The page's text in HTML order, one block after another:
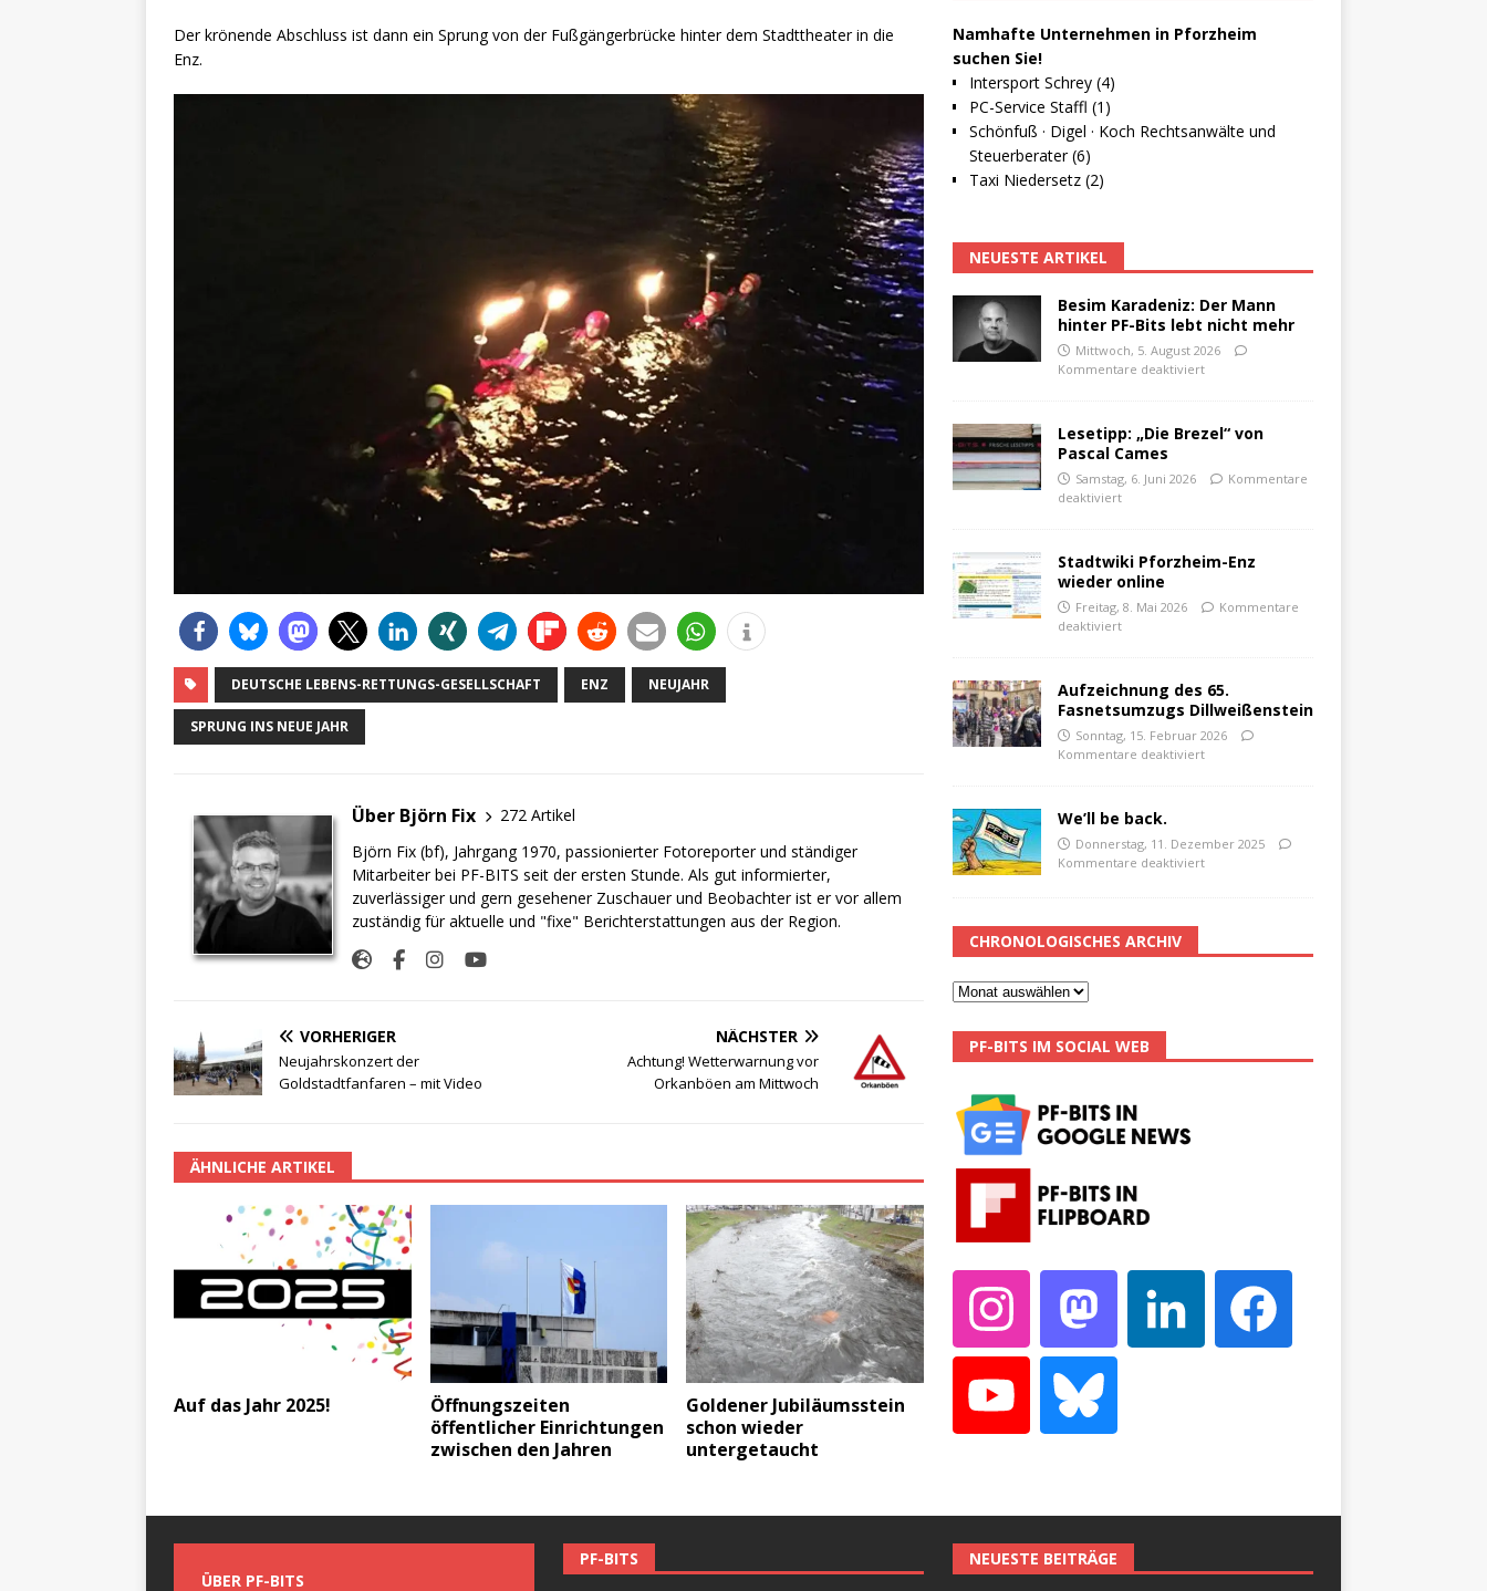
Der krönende Abschluss ist dann ein Sprung von der Fußgängerbrücke hinter dem Stadttheater in die
Enz.
DEUTSCHE LEBENS-RETTUNGS-GESELLSCHAFT ENZ NEUJAHR
SPRUNG INS NEUE JAHR
Über Björn Fix
272 Artikel
Björn Fix (bf), Jahrgang 1970, passionierter Fotoreporter und ständiger
Mitarbeiter bei PF-BITS seit der ersten Stunde. Als gut informierter,
zuverlässiger und gern gesehener Zuschauer und Beobachter ist er vor allem
zuständig für aktuelle und "fixe" Berichterstattungen aus der Region.
VORHERIGER
Neujahrskonzert der
Goldstadtfanfaren – mit Video
NÄCHSTER
Achtung! Wetterwarnung vor
Orkanböen am Mittwoch
ÄHNLICHE ARTIKEL
Auf das Jahr 2025!
Öffnungszeiten
öffentlicher Einrichtungen
zwischen den Jahren
Goldener Jubiläumsstein
schon wieder
untergetaucht
Namhafte Unternehmen in Pforzheim
suchen Sie!
Intersport Schrey (4)
PC-Service Staffl (1)
Schönfuß · Digel · Koch Rechtsanwälte und
Steuerberater (6)
Taxi Niedersetz (2)
NEUESTE ARTIKEL
Besim Karadeniz: Der Mann
hinter PF-Bits lebt nicht mehr
Mittwoch, 5. August 2026
Kommentare deaktiviert
Lesetipp: „Die Brezel“ von
Pascal Cames
Samstag, 6. Juni 2026
Kommentare
deaktiviert
Stadtwiki Pforzheim-Enz
wieder online
Freitag, 8. Mai 2026
Kommentare
deaktiviert
Aufzeichnung des 65.
Fasnetsumzugs Dillweißenstein
Sonntag, 15. Februar 2026
Kommentare deaktiviert
We’ll be back.
Donnerstag, 11. Dezember 2025
Kommentare deaktiviert
CHRONOLOGISCHES ARCHIV
PF-BITS IM SOCIAL WEB
ÜBER PF-BITS
PF-BITS NEUESTE BEITRÄGE